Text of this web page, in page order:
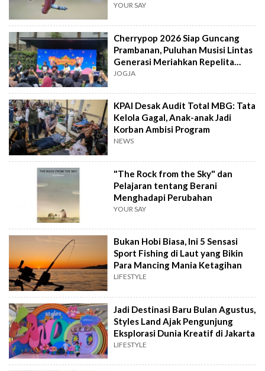
YOUR SAY
Cherrypop 2026 Siap Guncang
Prambanan, Puluhan Musisi Lintas
Generasi Meriahkan Repelita
Musik
JOGJA
KPAI Desak Audit Total MBG: Tata
Kelola Gagal, Anak-anak Jadi
Korban Ambisi Program
NEWS
"The Rock from the Sky" dan
Pelajaran tentang Berani
Menghadapi Perubahan
YOUR SAY
Bukan Hobi Biasa, Ini 5 Sensasi
Sport Fishing di Laut yang Bikin
Para Mancing Mania Ketagihan
LIFESTYLE
Jadi Destinasi Baru Bulan Agustus,
Styles Land Ajak Pengunjung
Eksplorasi Dunia Kreatif di Jakarta
LIFESTYLE